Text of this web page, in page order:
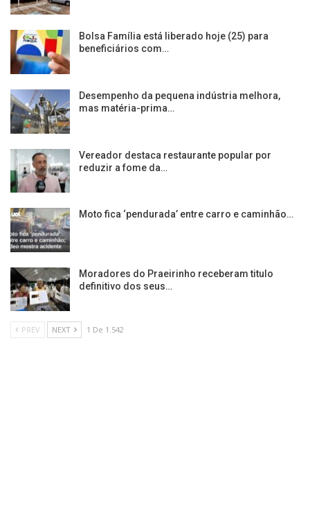
Bolsa Família está liberado hoje (25) para
beneficiários com…
Desempenho da pequena indústria melhora,
mas matéria-prima…
Vereador destaca restaurante popular por
reduzir a fome da…
Moto fica ‘pendurada’ entre carro e caminhão…
Moradores do Praeirinho receberam titulo
definitivo dos seus…
PREV NEXT 1 De 1.542